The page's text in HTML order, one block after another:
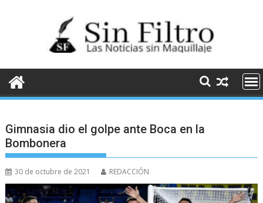
Gimnasia dio el golpe ante Boca en la
Bombonera
30 de octubre de 2021 REDACCIÓN